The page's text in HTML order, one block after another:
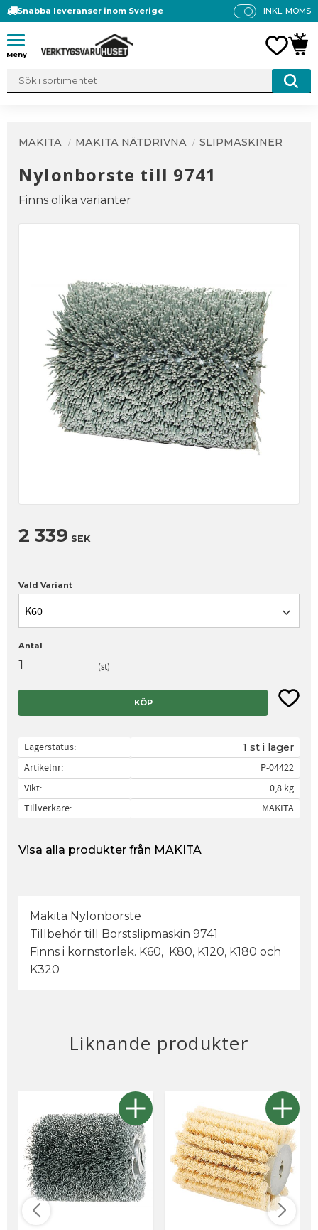
Meny
Snabba leveranser inom Sverige
P
A
INKL. MOMS
MAKITA MAKITA NÄTDRIVNA SLIPMASKINER
Nylonborste till 9741
Finns olika varianter
2 339 SEK
Vald Variant
K60
Antal
st
KÖP Lägg
Lagerstatus 1 st i lager
Artikelnr
P-04422
Vikt
0,8 kg
Tillverkare
MAKITA
Visa alla produkter från MAKITA
Makita Nylonborste
Tillbehör till Borstslipmaskin 9741
Finns i kornstorlek. K60, K80, K120, K180 och
K320
Liknande produkter